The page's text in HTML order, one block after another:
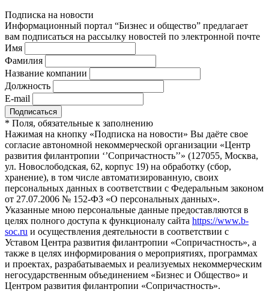
Подписка на новости
Информационный портал “Бизнес и общество” предлагает
вам подписаться на рассылку новостей по электронной почте
Имя
Фамилия
Название компании
Должность
E-mail
* Поля, обязательные к заполнению
Нажимая на кнопку «Подписка на новости» Вы даёте свое
согласие автономной некоммерческой организации «Центр
развития филантропии ‘’Сопричастность’’» (127055, Москва,
ул. Новослободская, 62, корпус 19) на обработку (сбор,
хранение), в том числе автоматизированную, своих
персональных данных в соответствии с Федеральным законом
от 27.07.2006 № 152-ФЗ «О персональных данных».
Указанные мною персональные данные предоставляются в
целях полного доступа к функционалу сайта https://www.b-
soc.ru и осуществления деятельности в соответствии с
Уставом Центра развития филантропии «Сопричастность», а
также в целях информирования о мероприятиях, программах
и проектах, разрабатываемых и реализуемых некоммерческим
негосударственным объединением «Бизнес и Общество» и
Центром развития филантропии «Сопричастность».